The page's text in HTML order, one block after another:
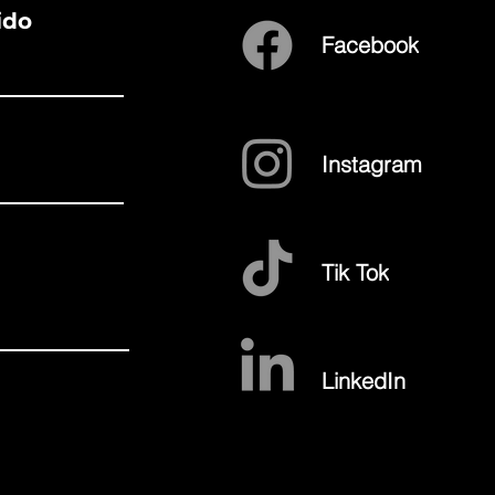
Facebook
Instagram
Tik Tok
LinkedIn